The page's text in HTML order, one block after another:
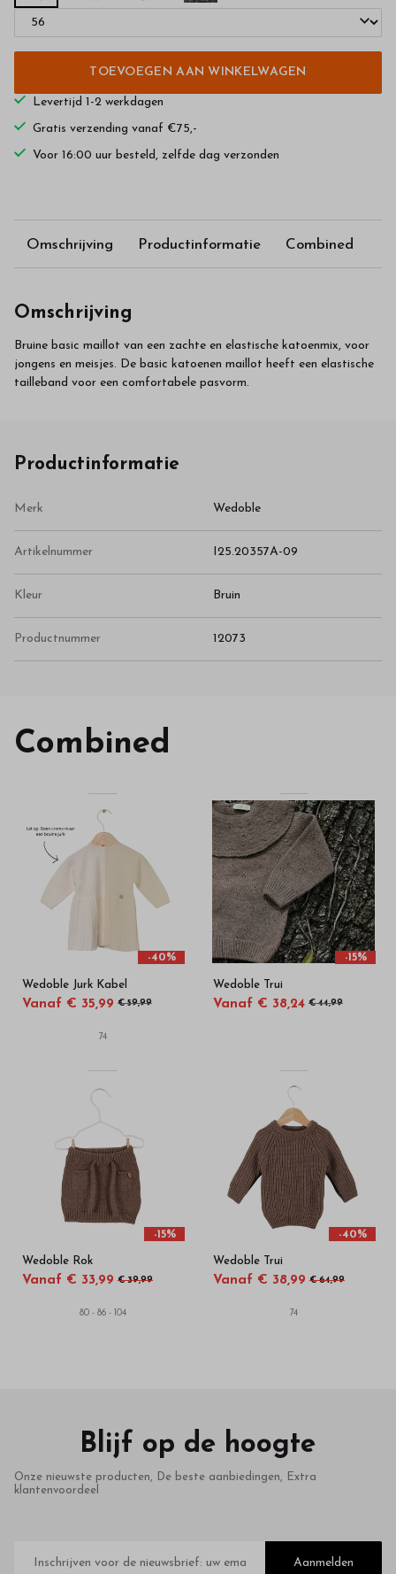
TOEVOEGEN AAN WINKELWAGEN
Levertijd 1-2 werkdagen
Gratis verzending vanaf €75,-
Voor 16:00 uur besteld, zelfde dag verzonden
Omschrijving Productinformatie Combined
Omschrijving
Bruine basic maillot van een zachte en elastische katoenmix, voor
jongens en meisjes. De basic katoenen maillot heeft een elastische
tailleband voor een comfortabele pasvorm.
Productinformatie
Merk Wedoble
Artikelnummer I25.20357A-09
Kleur Bruin
Productnummer 12073
Combined
-40%
Wedoble Jurk Kabel
Vanaf € 35,99 € 59,99
74
-15%
Wedoble Trui
Vanaf € 38,24 € 44,99
-15%
Wedoble Rok
Vanaf € 33,99 € 39,99
80 - 86 - 104
-40%
Wedoble Trui
Vanaf € 38,99 € 64,99
74
Blijf op de hoogte
Onze nieuwste producten, De beste aanbiedingen, Extra
klantenvoordeel
mailadres
Aanmelden